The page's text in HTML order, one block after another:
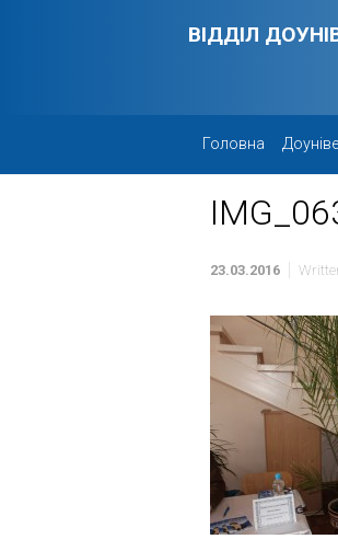
ВІДДІЛ
Головна
23.03.2016